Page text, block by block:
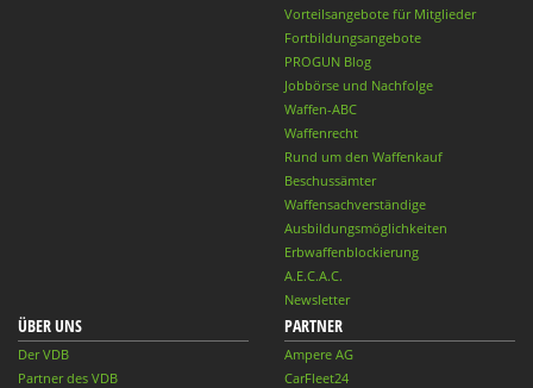
Vorteilsangebote für Mitglieder
Fortbildungsangebote
PROGUN Blog
Jobbörse und Nachfolge
Waffen-ABC
Waffenrecht
Rund um den Waffenkauf
Beschussämter
Waffensachverständige
Ausbildungsmöglichkeiten
Erbwaffenblockierung
A.E.C.A.C.
Newsletter
ÜBER UNS
Der VDB
Partner des VDB
PARTNER
Ampere AG
CarFleet24